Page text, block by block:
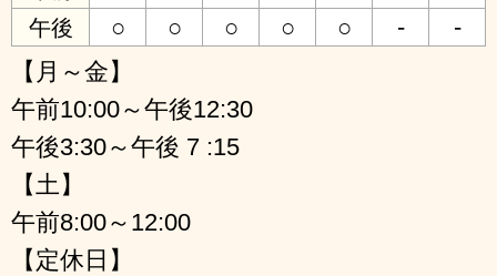
午後 ○ ○ ○ ○ ○ -
-
【月～金】
午前10:00～午後12:30
午後3:30～午後 7 :15
【土】
午前8:00～12:00
【定休日】